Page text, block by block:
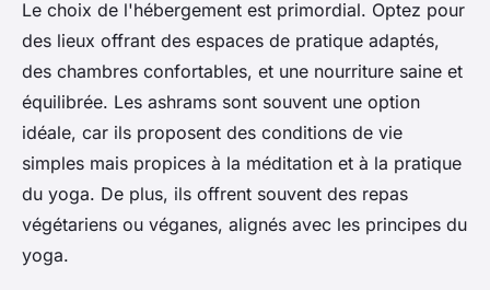
Le choix de l'hébergement est primordial. Optez pour
des lieux offrant des espaces de pratique adaptés,
des chambres confortables, et une nourriture saine et
équilibrée. Les ashrams sont souvent une option
idéale, car ils proposent des conditions de vie
simples mais propices à la méditation et à la pratique
du yoga. De plus, ils offrent souvent des repas
végétariens ou véganes, alignés avec les principes du
yoga.